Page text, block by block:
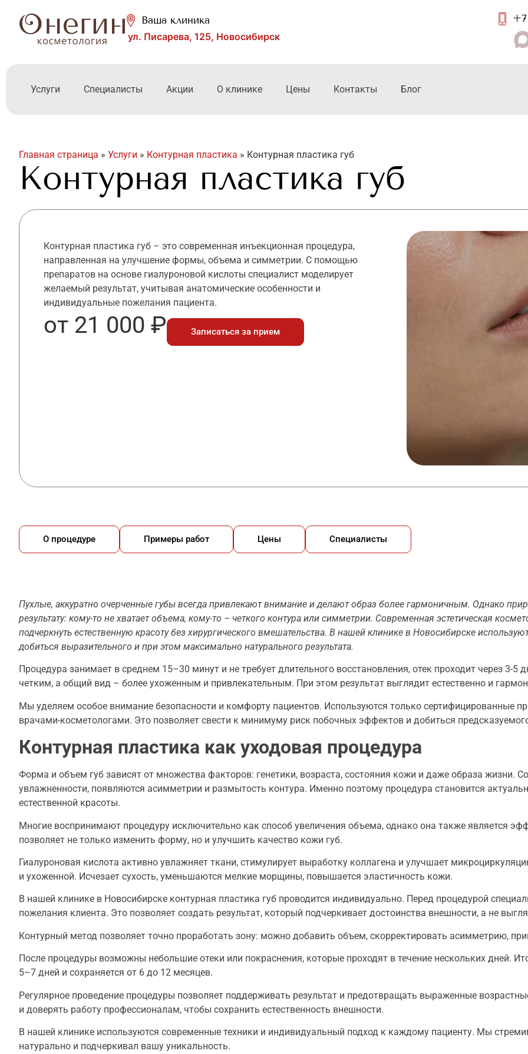
Ваша клиника
ул. Писарева, 125, Новосибирск
+7
Услуги Специалисты Акции О клинике Цены Контакты Блог
Главная страница » Услуги » Контурная пластика » Контурная пластика губ
Контурная пластика губ
Контурная пластика губ – это современная инъекционная процедура,
направленная на улучшение формы, объема и симметрии. С помощью
препаратов на основе гиалуроновой кислоты специалист моделирует
желаемый результат, учитывая анатомические особенности и
индивидуальные пожелания пациента.
от 21 000 ₽ Записаться за прием
О процедуре Примеры работ Цены Специалисты
Пухлые, аккуратно очерченные губы всегда привлекают внимание и делают образ более гармоничным. Однако
результату: кому-то не хватает объема, кому-то – четкого контура или симметрии. Современная эстетическая
подчеркнуть естественную красоту без хирургического вмешательства. В нашей клинике в Новосибирске
добиться выразительного и при этом максимально натурального результата.
Процедура занимает в среднем 15–30 минут и не требует длительного восстановления, отек проходит через 3-
четким, а общий вид – более ухоженным и привлекательным. При этом результат выглядит естественно и
Мы уделяем особое внимание безопасности и комфорту пациентов. Используются только сертифицированные
врачами-косметологами. Это позволяет свести к минимуму риск побочных эффектов и добиться
Контурная пластика как уходовая процедура
Форма и объем губ зависят от множества факторов: генетики, возраста, состояния кожи и даже образа жизни.
увлажненности, появляются асимметрии и размытость контура. Именно поэтому процедура становится
естественной красоты.
Многие воспринимают процедуру исключительно как способ увеличения объема, однако она также является
позволяет не только изменить форму, но и улучшить качество кожи губ.
Гиалуроновая кислота активно увлажняет ткани, стимулирует выработку коллагена и улучшает
и ухоженной. Исчезает сухость, уменьшаются мелкие морщины, повышается эластичность кожи.
В нашей клинике в Новосибирске контурная пластика губ проводится индивидуально. Перед процедурой
пожелания клиента. Это позволяет создать результат, который подчеркивает достоинства внешности, а не
Контурный метод позволяет точно проработать зону: можно добавить объем, скорректировать асимметрию,
После процедуры возможны небольшие отеки или покраснения, которые проходят в течение нескольких дней.
5–7 дней и сохраняется от 6 до 12 месяцев.
Регулярное проведение процедуры позволяет поддерживать результат и предотвращать выраженные
и доверять работу профессионалам, чтобы сохранить естественность внешности.
В нашей клинике используются современные техники и индивидуальный подход к каждому пациенту. Мы
натурально и подчеркивал вашу уникальность.